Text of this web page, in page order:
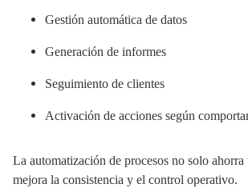
Gestión automática de datos
Generación de informes
Seguimiento de clientes
Activación de acciones según
La automatización de procesos no solo
mejora la consistencia y el control operativo.